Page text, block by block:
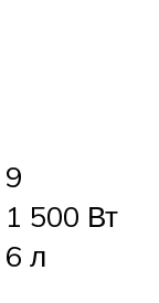
9
1 500 Вт
6 л